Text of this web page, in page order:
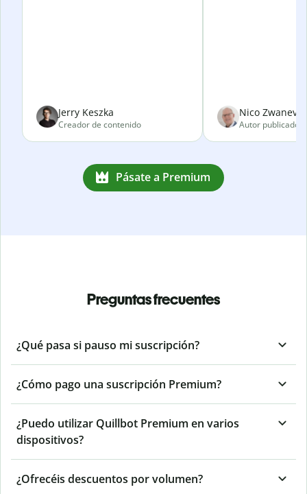
Jerry Keszka
Creador de contenido
Nico
Autor publicado
Pásate a Premium
Preguntas frecuentes
¿Qué pasa si pauso mi suscripción?
¿Cómo pago una suscripción Premium?
¿Puedo utilizar Quillbot Premium en varios
dispositivos?
¿Ofrecéis descuentos por volumen?